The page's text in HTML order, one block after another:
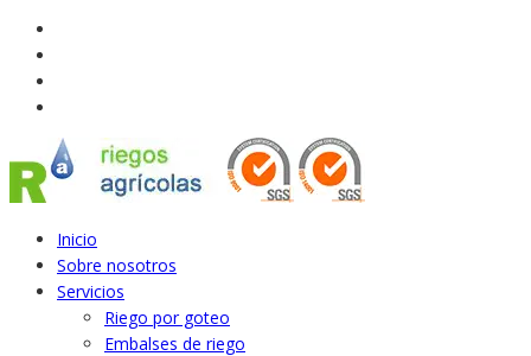
Inicio
Sobre nosotros
Servicios
Riego por goteo
Embalses de riego